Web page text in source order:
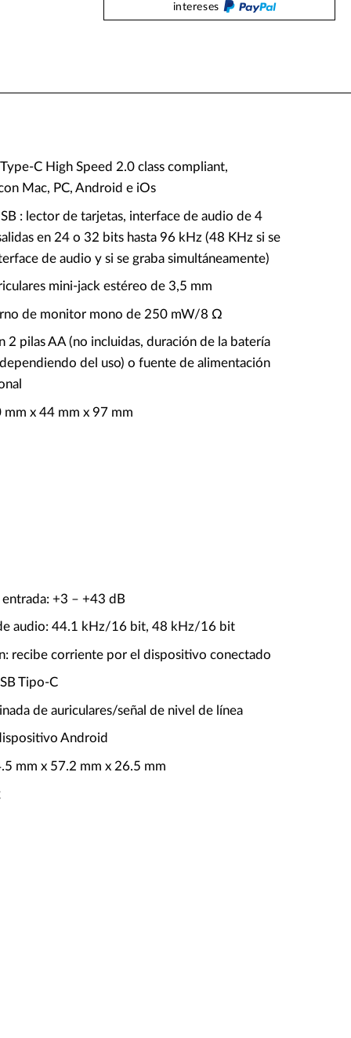
intereses
C High Speed 2.0 class compliant,
Mac, PC, Android e iOs
: lector de tarjetas, interface de audio de 4
en 24 o 32 bits hasta 96 kHz (48 KHz si se
de audio y si se graba simultáneamente)
mini-jack estéreo de 3,5 mm
de monitor mono de 250 mW/8 Ω
2 pilas AA (no incluidas, duración de la batería
del uso) o fuente de alimentación
mm x 44 mm x 97 mm
entrada: +3 – +43 dB
audio: 44.1 kHz/16 bit, 48 kHz/16 bit
recibe corriente por el dispositivo conectado
Tipo-C
de auriculares/señal de nivel de línea
Android
mm x 57.2 mm x 26.5 mm